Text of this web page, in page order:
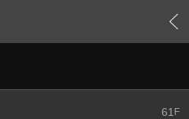
關軟硬體技術及運用 › 內容
61 F